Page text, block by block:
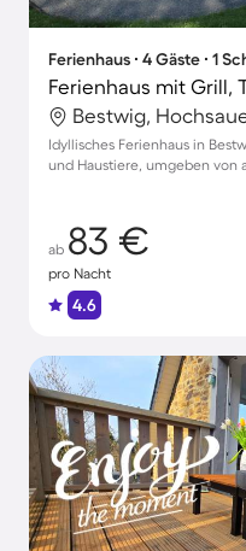
Ferienhaus ∙ 4 Gäste ∙ 1
Bestwig,
Idyllisches Ferienhaus in
und Haustiere, umgeben von
ab 83 €
pro Nacht
4.6